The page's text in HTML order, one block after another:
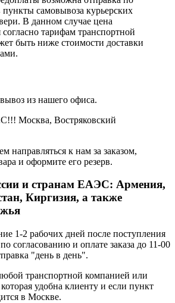
самовывоза курьерских
В данном случае цена
согласно тарифам транспортной
быть ниже стоимости доставки
из нашего офиса.
Москва, Востряковский
направляться к нам за заказом,
и оформите его резерв.
и странам ЕАЭС: Армения,
Киргизия, а также
1-2 рабочих дней после поступления
согласованию и оплате заказа до 11-00
"день в день".
транспортной компанией или
удобна клиенту и если пункт
в Москве.